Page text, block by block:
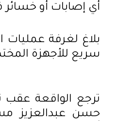
أي إصابات أو خسائر
بلاغ لغرفة
سريع للأجهزة
ترجع الواقعة عقب
حسن عبدالعزيز